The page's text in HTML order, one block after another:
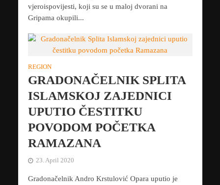
vjeroispovijesti, koji su se u maloj dvorani na
Gripama okupili...
REGION
GRADONAČELNIK SPLITA
ISLAMSKOJ ZAJEDNICI
UPUTIO ČESTITKU
POVODOM POČETKA
RAMAZANA
23. April 2020
Gradonačelnik Andro Krstulović Opara uputio je